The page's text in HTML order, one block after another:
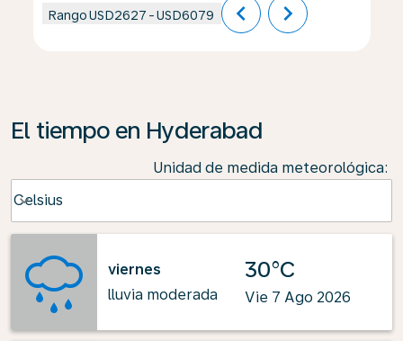
RangoUSD2627 -USD6079 chevron_left chevron_right
El tiempo en Hyderabad
Unidad de medida meteorológica:
Celsius
keyboard_arrow_down
viernes
lluvia moderada
30°C
Vie 7 Ago 2026